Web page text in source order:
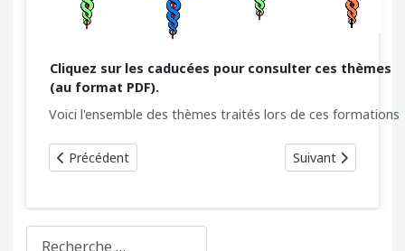
Voici l'ensemble des thèmes traités lors de ces formations
Cliquez sur les caducées pour consulter ces thèmes
(au format PDF).
Article précédent : Troisième mission de formation
Précédent Article suivant :
Suivant
Rechercher...